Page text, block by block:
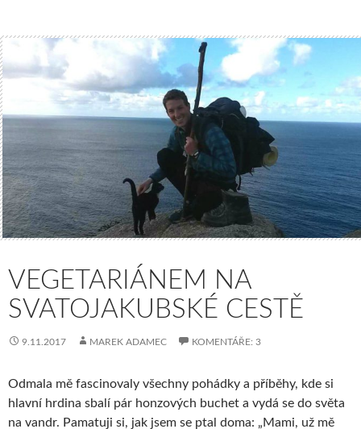
VEGETARIÁNEM NA
SVATOJAKUBSKÉ CESTĚ
9.11.2017 MAREK ADAMEC KOMENTÁŘE: 3
Odmala mě fascinovaly všechny pohádky a příběhy, kde si
hlavní hrdina sbalí pár honzových buchet a vydá se do světa
na vandr. Pamatuji si, jak jsem se ptal doma: „Mami, už mě